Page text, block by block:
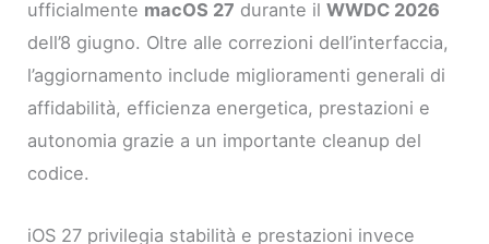
ufficialmente macOS 27 durante ilWWDC 2026
dell’8 giugno. Oltre alle correzioni dell’interfaccia,
l’aggiornamento include miglioramenti generali di
affidabilità, efficienza energetica, prestazioni e
autonomia grazie a un importante cleanup del
codice.
iOS 27 privilegia stabilità e prestazioni invece